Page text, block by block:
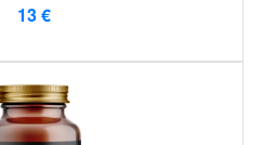
13 €